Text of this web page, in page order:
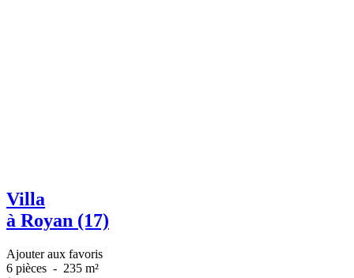
Villa
à Royan (17)
Ajouter aux favoris
6 pièces - 235 m²